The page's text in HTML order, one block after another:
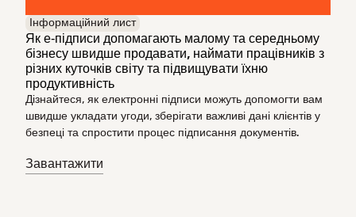
Інформаційний лист
Як е‑підписи допомагають малому та середньому
бізнесу швидше продавати, наймати працівників з
різних куточків світу та підвищувати їхню
продуктивність
Дізнайтеся, як електронні підписи можуть допомогти вам
швидше укладати угоди, зберігати важливі дані клієнтів у
безпеці та спростити процес підписання документів.
Завантажити